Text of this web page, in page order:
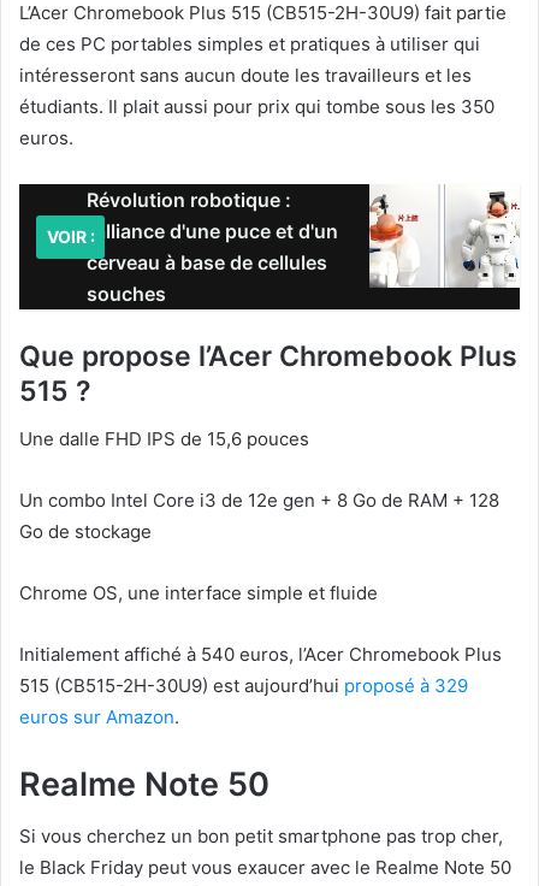
L’Acer Chromebook Plus 515 (CB515-2H-30U9) fait partie
de ces PC portables simples et pratiques à utiliser qui
intéresseront sans aucun doute les travailleurs et les
étudiants. Il plait aussi pour prix qui tombe sous les 350
euros.
Révolution robotique :
l'alliance d'une puce et d'un
cerveau à base de cellules
souches
VOIR :
Que propose l’Acer Chromebook Plus
515 ?
Une dalle FHD IPS de 15,6 pouces
Un combo Intel Core i3 de 12e gen + 8 Go de RAM + 128
Go de stockage
Chrome OS, une interface simple et fluide
Initialement affiché à 540 euros, l’Acer Chromebook Plus
515 (CB515-2H-30U9) est aujourd’hui proposé à 329
euros sur Amazon.
Realme Note 50
Si vous cherchez un bon petit smartphone pas trop cher,
le Black Friday peut vous exaucer avec le Realme Note 50